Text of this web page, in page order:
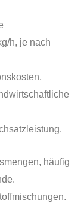
h, je nach
häufig